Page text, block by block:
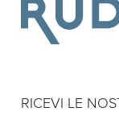
RICEVI LE